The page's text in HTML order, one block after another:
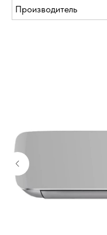
Производитель